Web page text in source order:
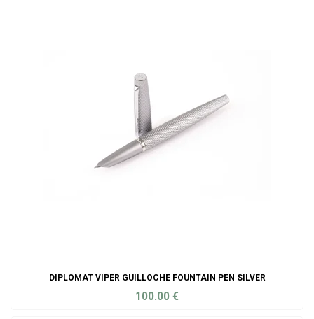
DIPLOMAT VIPER GUILLOCHE FOUNTAIN PEN SILVER
100.00 €